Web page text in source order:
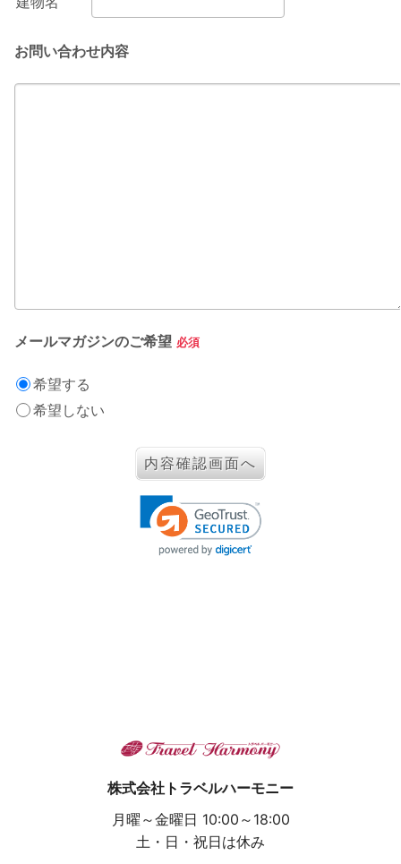
株式会社トラベルハーモニー
月曜～金曜日 10:00～18:00
土・日・祝日は休み